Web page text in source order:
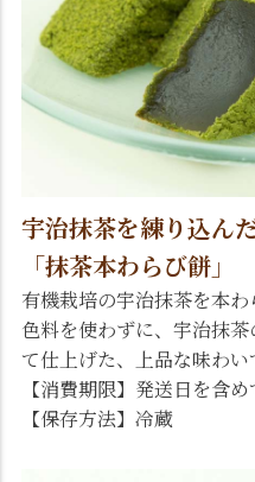
宇治抹茶を練り込ん
「抹茶本わらび餅」
有機栽培の宇治抹茶を本
色料を使わずに、宇治抹
て仕上げた、上品な味わい
【消費期限】発送日を含め
【保存方法】冷蔵